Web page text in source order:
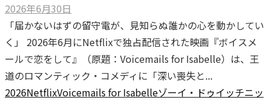
2026年6月30日
「届かないはずの留守電が、見知らぬ誰かの心を動かしてい
く」 2026年6月にNetflixで独占配信された映画『ボイスメ
ールで恋をして』（原題：Voicemails for Isabelle）は、王
道のロマンティック・コメディに「深い喪失と...
2026NetflixVoicemails for Isabelleゾーイ・ドゥイッチニッ